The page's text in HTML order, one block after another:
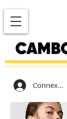
Connexion